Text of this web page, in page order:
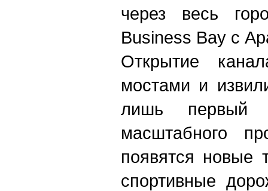
через весь
Business Bay c
Открытие
мостами и
лишь первый
масштабного
появятся новые
спортивные